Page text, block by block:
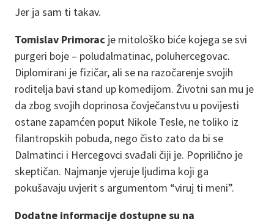
Jer ja sam ti takav.
Tomislav Primorac je mitološko biće kojega se svi
purgeri boje – poludalmatinac, poluhercegovac.
Diplomirani je fizičar, ali se na razočarenje svojih
roditelja bavi stand up komedijom. Životni san mu je
da zbog svojih doprinosa čovječanstvu u povijesti
ostane zapamćen poput Nikole Tesle, ne toliko iz
filantropskih pobuda, nego čisto zato da bi se
Dalmatinci i Hercegovci svađali čiji je. Poprilično je
skeptičan. Najmanje vjeruje ljudima koji ga
pokušavaju uvjerit s argumentom “viruj ti meni”.
Dodatne informacije dostupne su na